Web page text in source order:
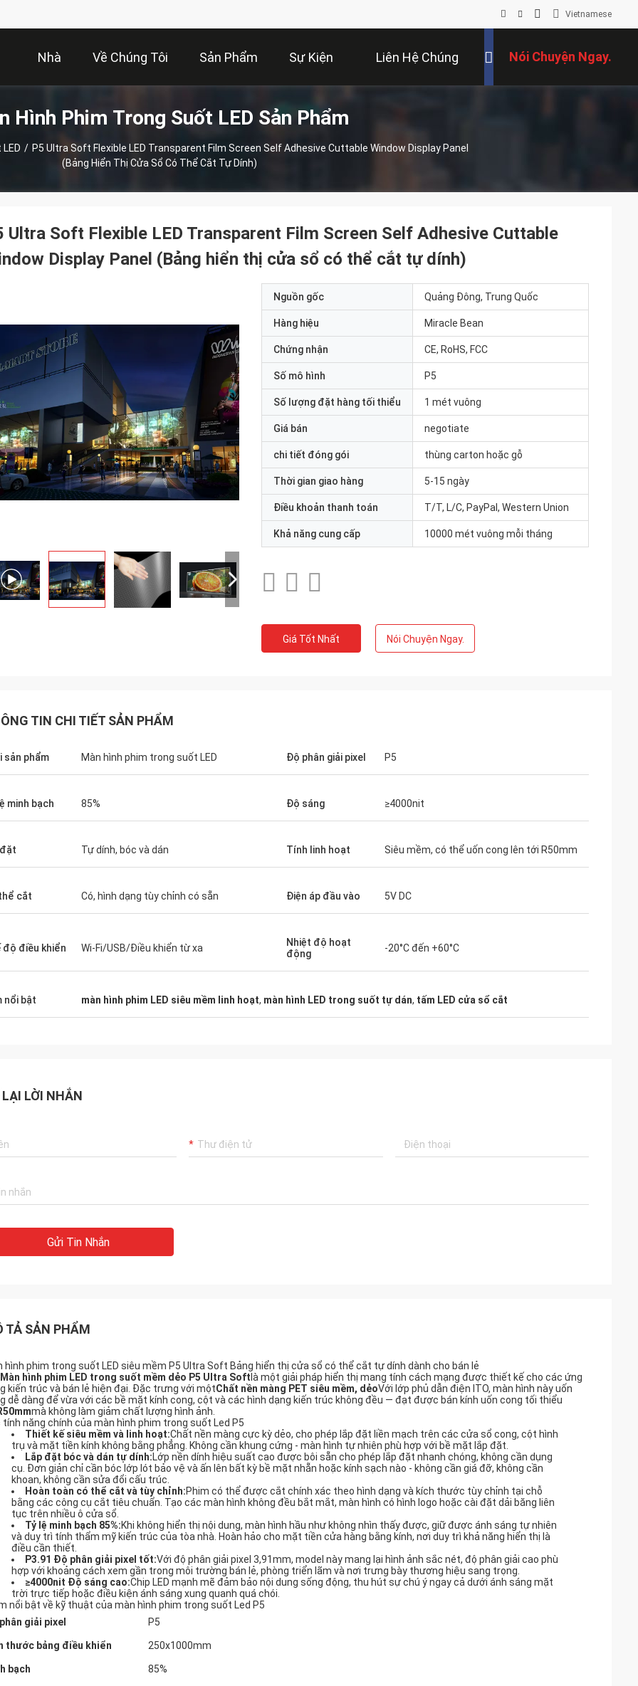
Vietnamese
Nhà Về Chúng Tôi Sản Phẩm Sự Kiện Liên Hệ Chúng Nói Chuyện Ngay.
Hình Phim Trong Suốt LED Sản Phẩm
/ P5 Ultra Soft Flexible LED Transparent Film Screen Self Adhesive Cuttable Window Display Panel
(Bảng Hiển Thị Cửa Sổ Có Thể Cắt Tự Dính)
Ultra Soft Flexible LED Transparent Film Screen Self Adhesive Cuttable
Display Panel (Bảng hiển thị cửa sổ có thể cắt tự dính)
Nguồn gốc Quảng Đông, Trung Quốc
Hàng hiệu Miracle Bean
Chứng nhận CE, RoHS, FCC
Số mô hình P5
Số lượng đặt hàng tối thiểu 1 mét vuông
Giá bán negotiate
chi tiết đóng gói thùng carton hoặc gỗ
Thời gian giao hàng 5-15 ngày
Điều khoản thanh toán T/T, L/C, PayPal, Western Union
Khả năng cung cấp 10000 mét vuông mỗi tháng
Giá Tốt Nhất Nói Chuyện Ngay.
TIN CHI TIẾT SẢN PHẨM
sản phẩm Màn hình phim trong suốt LED Độ phân giải pixel P5
minh bạch 85% Độ sáng ≥4000nit
Tự dính, bóc và dán Tính linh hoạt Siêu mềm, có thể uốn cong lên tới R50mm
cắt Có, hình dạng tùy chỉnh có sẵn Điện áp đầu vào 5V DC
độ điều khiển Wi-Fi/USB/Điều khiển từ xa
Nhiệt độ hoạt
động
-20°C đến +60°C
nổi bật màn hình phim LED siêu mềm linh hoạt, màn hình LED trong suốt tự dán, tấm LED cửa sổ cắt
LỜI NHẮN
Gửi Tin Nhắn
TẢ SẢN PHẨM
hình phim trong suốt LED siêu mềm P5 Ultra Soft Bảng hiển thị cửa sổ có thể cắt tự dính dành cho bán lẻ
Màn hình phim LED trong suốt mềm dẻo P5 Ultra Soft là một giải pháp hiển thị mang tính cách mạng được thiết kế cho các ứng
kiến ​​trúc và bán lẻ hiện đại. Đặc trưng với mộtChất nền màng PET siêu mềm, dẻoVới lớp phủ dẫn điện ITO, màn hình này uốn
dễ dàng để vừa với các bề mặt kính cong, cột và các hình dạng kiến ​​trúc không đều — đạt được bán kính uốn cong tối thiểu
mà không làm giảm chất lượng hình ảnh.
tính năng chính của màn hình phim trong suốt Led P5
Thiết kế siêu mềm và linh hoạt:Chất nền màng cực kỳ dẻo, cho phép lắp đặt liền mạch trên các cửa sổ cong, cột hình
trụ và mặt tiền kính không bằng phẳng. Không cần khung cứng - màn hình tự nhiên phù hợp với bề mặt lắp đặt.
Lắp đặt bóc và dán tự dính:Lớp nền dính hiệu suất cao được bôi sẵn cho phép lắp đặt nhanh chóng, không cần dụng
cụ. Đơn giản chỉ cần bóc lớp lót bảo vệ và ấn lên bất kỳ bề mặt nhẵn hoặc kính sạch nào - không cần giá đỡ, không cần
khoan, không cần sửa đổi cấu trúc.
Hoàn toàn có thể cắt và tùy chỉnh:Phim có thể được cắt chính xác theo hình dạng và kích thước tùy chỉnh tại chỗ
bằng các công cụ cắt tiêu chuẩn. Tạo các màn hình không đều bắt mắt, màn hình có hình logo hoặc cài đặt dải băng liên
tục trên nhiều ô cửa sổ.
Tỷ lệ minh bạch 85%:Khi không hiển thị nội dung, màn hình hầu như không nhìn thấy được, giữ được ánh sáng tự nhiên
và duy trì tính thẩm mỹ kiến ​​trúc của tòa nhà. Hoàn hảo cho mặt tiền cửa hàng bằng kính, nơi duy trì khả năng hiển thị là
điều cần thiết.
P3.91 Độ phân giải pixel tốt:Với độ phân giải pixel 3,91mm, model này mang lại hình ảnh sắc nét, độ phân giải cao phù
hợp với khoảng cách xem gần trong môi trường bán lẻ, phòng triển lãm và nơi trưng bày thương hiệu sang trọng.
≥4000nit Độ sáng cao:Chip LED mạnh mẽ đảm bảo nội dung sống động, thu hút sự chú ý ngay cả dưới ánh sáng mặt
trời trực tiếp hoặc điều kiện ánh sáng xung quanh quá chói.
nổi bật về kỹ thuật của màn hình phim trong suốt Led P5
giải pixel
P5
thước bảng điều khiển 250x1000mm
bạch 85%